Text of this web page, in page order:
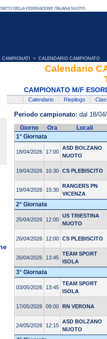
CAMPIONATI > CALENDARIO CAMPIONATO
Calendario
CAMPIONATO M/F
Calendario Riepilogo
Periodo campionato: dal 18/
Giorno Ora
Locali
1° Giornata
18/04/2026 17:00
ASD BOLZANO
NUOTO
19/04/2026 10:30 CS PLEBISCITO
19/04/2026 15:30
RANGERS PN
VICENZA
2° Giornata
25/04/2026 12:00
US TRIESTINA
NUOTO
26/04/2026 12:00 CS PLEBISCITO
26/04/2026 13:45
TEAM SPORT
ISOLA
3° Giornata
03/05/2026 13:45
TEAM SPORT
ISOLA
17/05/2026 09:00 RN VERONA
24/05/2026 12:15
ASD BOLZANO
NUOTO